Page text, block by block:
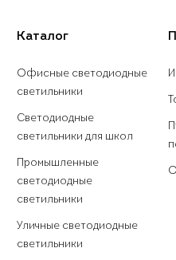
Каталог
Офисные светодиодные
светильники
Светодиодные
светильники для школ
Промышленные
светодиодные
светильники
Уличные светодиодные
светильники